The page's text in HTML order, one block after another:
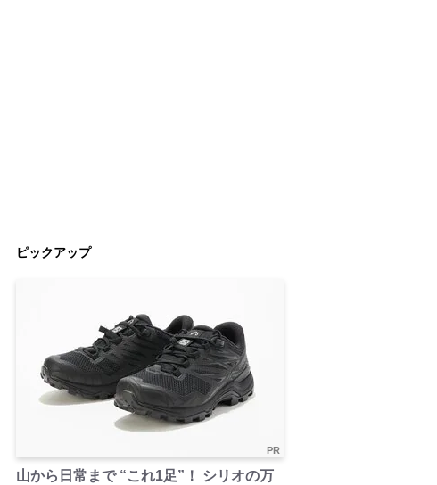
ピックアップ
PR
山から日常まで “これ1足”！ シリオの万